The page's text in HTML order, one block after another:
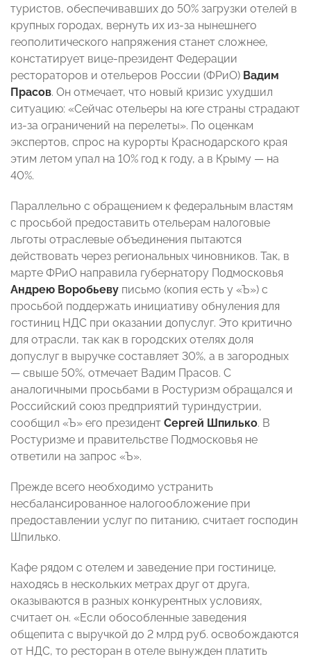
туристов, обеспечивавших до 50% загрузки отелей в
крупных городах, вернуть их из-за нынешнего
геополитического напряжения станет сложнее,
констатирует вице-президент Федерации
рестораторов и отельеров России (ФРиО) Вадим
Прасов. Он отмечает, что новый кризис ухудшил
ситуацию: «Сейчас отельеры на юге страны страдают
из-за ограничений на перелеты». По оценкам
экспертов, спрос на курорты Краснодарского края
этим летом упал на 10% год к году, а в Крыму — на
40%.
Параллельно с обращением к федеральным властям
с просьбой предоставить отельерам налоговые
льготы отраслевые объединения пытаются
действовать через региональных чиновников. Так, в
марте ФРиО направила губернатору Подмосковья
Андрею Воробьеву письмо (копия есть у «Ъ») с
просьбой поддержать инициативу обнуления для
гостиниц НДС при оказании допуслуг. Это критично
для отрасли, так как в городских отелях доля
допуслуг в выручке составляет 30%, а в загородных
— свыше 50%, отмечает Вадим Прасов. С
аналогичными просьбами в Ростуризм обращался и
Российский союз предприятий туриндустрии,
сообщил «Ъ» его президент Сергей Шпилько. В
Ростуризме и правительстве Подмосковья не
ответили на запрос «Ъ».
Прежде всего необходимо устранить
несбалансированное налогообложение при
предоставлении услуг по питанию, считает господин
Шпилько.
Кафе рядом с отелем и заведение при гостинице,
находясь в нескольких метрах друг от друга,
оказываются в разных конкурентных условиях,
считает он. «Если обособленные заведения
общепита с выручкой до 2 млрд руб. освобождаются
от НДС, то ресторан в отеле вынужден платить